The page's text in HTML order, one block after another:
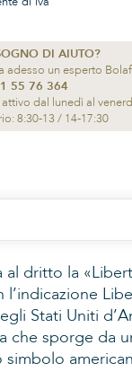
DI AIUTO?
adesso un esperto
55 76 364
attivo dal lunedì al
8:30-13 / 14-17:30
al dritto la
l’indicazione
Stati Uniti
che sporge da
simbolo